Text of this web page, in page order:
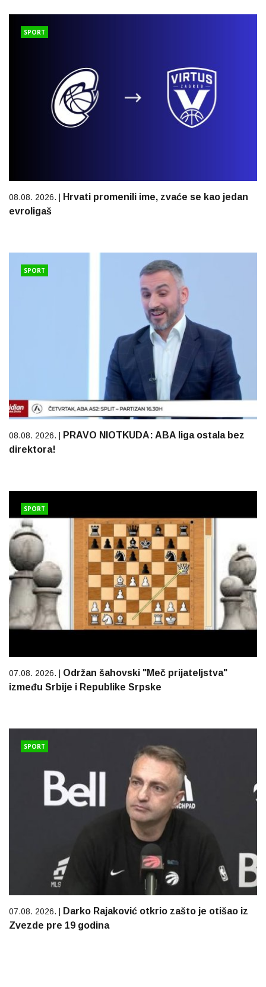
SPORT
08.08. 2026. |
Hrvati promenili ime, zvaće se kao jedan
evroligaš
SPORT
08.08. 2026. |
PRAVO NIOTKUDA: ABA liga ostala bez
direktora!
SPORT
07.08. 2026. | Održan šahovski "Meč prijateljstva"
između Srbije i Republike Srpske
SPORT
07.08. 2026. |
Darko Rajaković otkrio zašto je otišao iz
Zvezde pre 19 godina